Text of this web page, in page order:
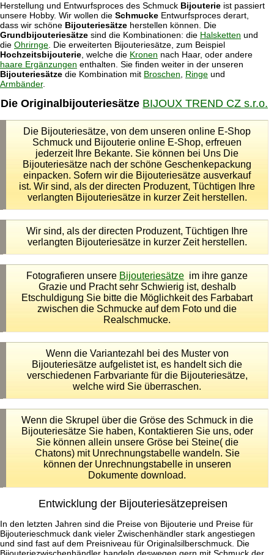
Herstellung und Entwurfsproces des Schmuck Bijouterie ist passiert
unsere Hobby. Wir wollen die Schmucke Entwurfsproces derart,
dass wir schöne Bijouteriesätze herstellen können. Die
Grundbijouteriesätze sind die Kombinationen: die Halsketten und
die Ohrirnge . Die erweiterten Bijouteriesätze, zum Beispiel
Hochzeitsbijouterie , welche die Kronen nach Haar, oder andere
haare Ergänzungen enthalten. Sie finden weiter in der unseren
Bijouteriesätze die Kombination mit Broschen Ringe und
Armbänder.
Die Originalbijouteriesätze BIJOUX TREND CZ s.r.o.
Die Bijouteriesätze, von dem unseren online E-Shop
Schmuck und Bijouterie online E-Shop, erfreuen
jederzeit Ihre Bekante. Sie können bei Uns Die
Bijouteriesätze nach der schöne Geschenkepackung
einpacken. Sofern wir die Bijouteriesätze ausverkauf
ist. Wir sind, als der directen Produzent, Tüchtigen Ihre
verlangten Bijouteriesätze in kurzer Zeit herstellen.
Wir sind, als der directen Produzent, Tüchtigen Ihre
verlangten Bijouteriesätze in kurzer Zeit herstellen.
Fotografieren unsere Bijouteriesätze im ihre ganze
Grazie und Pracht sehr Schwierig ist, deshalb
Etschuldigung Sie bitte die Möglichkeit des Farbabart
zwischen die Schmucke auf dem Foto und die
Realschmucke.
Wenn die Variantezahl bei des Muster von
Bijouteriesätze aufgelistet ist, es handelt sich die
verschiedenen Farbvariante für die Bijouteriesätze,
welche wird Sie überraschen.
Wenn die Skrupel über die Gröse des Schmuck in die
Bijouteriesätze Sie haben, Kontaktieren Sie uns, oder
Sie können allein unsere Gröse bei Steine( die
Chatons) mit Unrechnungstabelle wandeln. Sie
können der Unrechnungstabelle in unseren
Dokumente download.
Entwicklung der Bijouteriesätzepreisen
In den letzten Jahren sind die Preise von Bijouterie und Preise für
Bijouterieschmuck dank vieler Zwischenhändler stark angestiegen
und sind fast auf dem Preisniveau für Originalsilberschmuck. Die